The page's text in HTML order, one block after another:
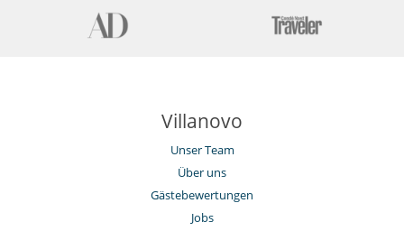
Villanovo
Unser Team
Über uns
Gästebewertungen
Jobs